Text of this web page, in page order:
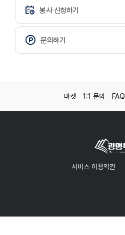
봉사 신청하기
문의하기
마켓 1:1 문의 FAQ
서비스 이용약관